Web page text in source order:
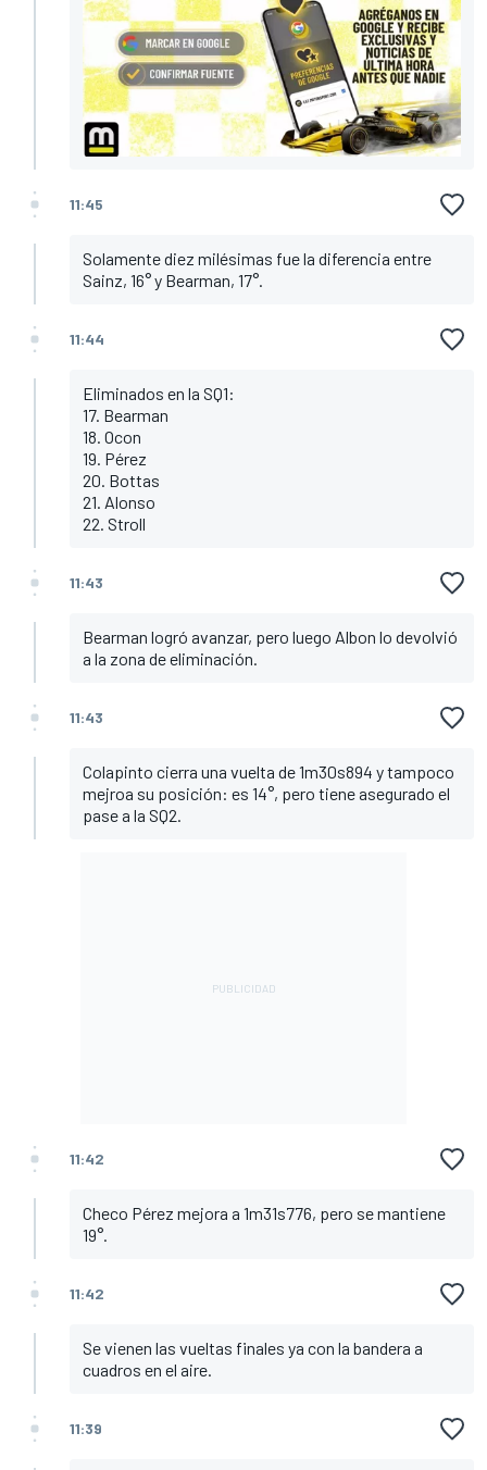
11:45
Solamente diez milésimas fue la diferencia entre
Sainz, 16° y Bearman, 17°.
11:44
Eliminados en la SQ1:
17. Bearman
18. Ocon
19. Pérez
20. Bottas
21. Alonso
22. Stroll
11:43
Bearman logró avanzar, pero luego Albon lo devolvió
a la zona de eliminación.
11:43
Colapinto cierra una vuelta de 1m30s894 y tampoco
mejroa su posición: es 14°, pero tiene asegurado el
pase a la SQ2.
11:42
Checo Pérez mejora a 1m31s776, pero se mantiene
19°.
11:42
Se vienen las vueltas finales ya con la bandera a
cuadros en el aire.
11:39